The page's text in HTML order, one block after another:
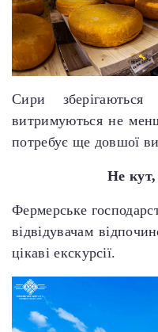
Сири
витримуються не
потребує ще довшої
Не кут,
Фермерське
відвідувачам
цікаві екскурсії.